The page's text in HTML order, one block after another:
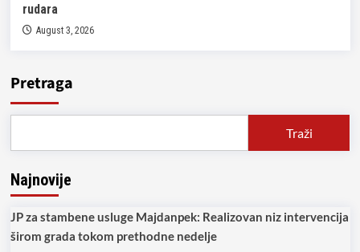
rudara
August 3, 2026
Pretraga
Traži
Najnovije
JP za stambene usluge Majdanpek: Realizovan niz intervencija
širom grada tokom prethodne nedelje